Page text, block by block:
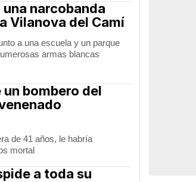
narcobanda
Vilanova del Camí
a una escuela y un parque
armas blancas
bombero del
de 41 años, le habría
mortal
a toda su